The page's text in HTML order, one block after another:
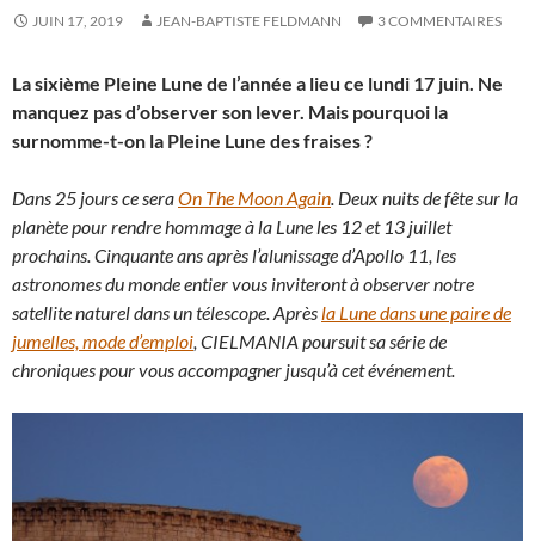
JUIN 17, 2019 JEAN-BAPTISTE FELDMANN 3 COMMENTAIRES
La sixième Pleine Lune de l’année a lieu ce lundi 17 juin. Ne
manquez pas d’observer son lever. Mais pourquoi la
surnomme-t-on la Pleine Lune des fraises ?
Dans 25 jours ce seraOn The Moon Again. Deux nuits de fête sur la
planète pour rendre hommage à la Lune les 12 et 13 juillet
prochains. Cinquante ans après l’alunissage d’Apollo 11, les
astronomes du monde entier vous inviteront à observer notre
satellite naturel dans un télescope. Aprèsla Lune dans une paire de
jumelles, mode d’emploi, CIELMANIA poursuit sa série de
chroniques pour vous accompagner jusqu’à cet événement.